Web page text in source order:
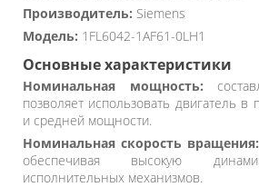
Производитель: Siemens
Модель: 1FL6042-1AF61-0LH1
Основные характеристики
Номинальная мощность:
позволяет использовать двигатель
и средней мощности.
Номинальная скорость вращения:
обеспечивая высокую
исполнительных механизмов.